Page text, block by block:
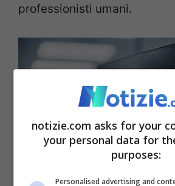
professionisti umani.
notizie.com asks for your
your personal data for
purposes:
Personalised advertising and